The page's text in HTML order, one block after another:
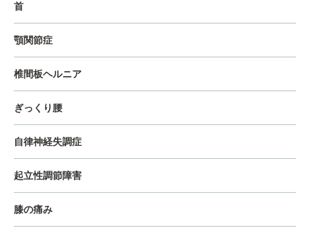
首
顎関節症
椎間板ヘルニア
ぎっくり腰
自律神経失調症
起立性調節障害
膝の痛み